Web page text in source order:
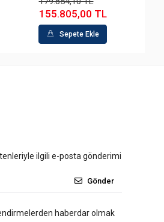
155.805,00 TL
Sepete Ekle
ilgili e-posta gönderimi
Gönder
haberdar olmak